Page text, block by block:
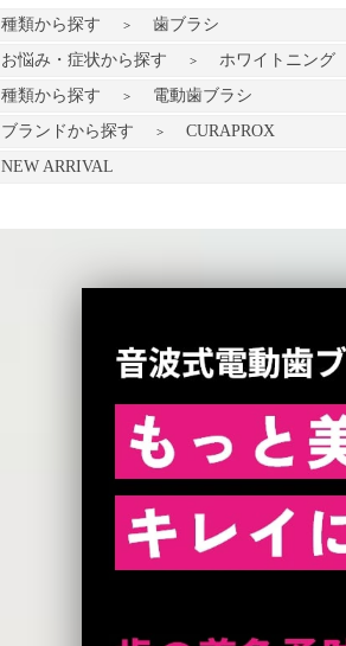
種類から探す >
歯ブラシ
お悩み・症状から探す >
ホワイトニング
種類から探す >
電動歯ブラシ
ブランドから探す >
CURAPROX
NEW ARRIVAL